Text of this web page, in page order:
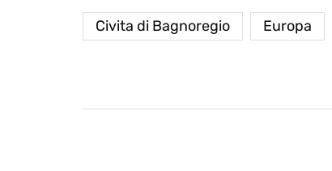
Civita di Bagnoregio Europa